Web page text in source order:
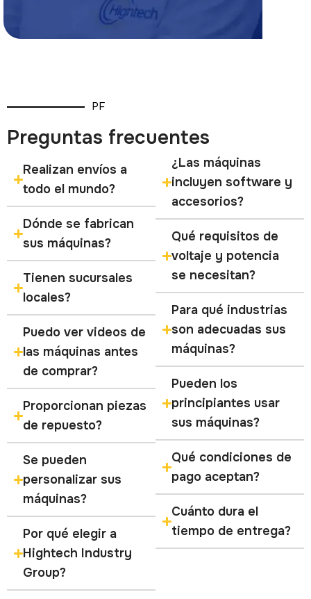
PF
Preguntas frecuentes
Realizan envíos a
todo el mundo?
Dónde se fabrican
sus máquinas?
Tienen sucursales
locales?
Puedo ver videos de
las máquinas antes
de comprar?
Proporcionan piezas
de repuesto?
Se pueden
personalizar sus
máquinas?
Por qué elegir a
Hightech Industry
Group?
¿Las máquinas
incluyen software y
accesorios?
Qué requisitos de
voltaje y potencia
se necesitan?
Para qué industrias
son adecuadas sus
máquinas?
Pueden los
principiantes usar
sus máquinas?
Qué condiciones de
pago aceptan?
Cuánto dura el
tiempo de entrega?